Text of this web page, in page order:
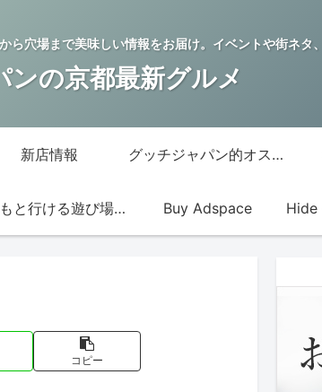
穴場まで美味しい情報をお届け。イベントや街ネタ
ンの京都最新グルメ
新店情報 グッチジャパン的オススメ店
子どもと行ける遊び場・お店 Buy Adspace
コピー